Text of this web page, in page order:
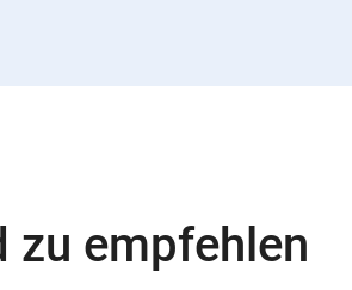
zu empfehlen